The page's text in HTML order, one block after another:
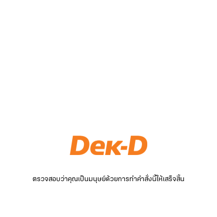
ตรวจสอบว่าคุณเป็นมนุษย์ด้วยการทำคำสั่งนี้ให้เสร็จสิ้น